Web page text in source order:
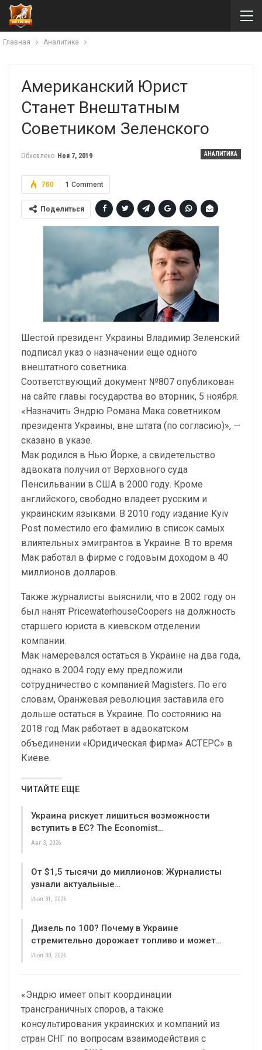
Главная Аналитика
Американский Юрист
Станет Внештатным
Советником Зеленского
АНАЛИТИКА
Обновлено Ноя 7, 2019
1 Comment
760
Поделиться
Шестой президент Украины Владимир Зеленский
подписал указ о назначении еще одного
внештатного советника.
Соответствующий документ №807 опубликован
на сайте главы государства во вторник, 5 ноября.
«Назначить Эндрю Романа Мака советником
президента Украины, вне штата (по согласию)», —
сказано в указе.
Мак родился в Нью Йорке, а свидетельство
адвоката получил от Верховного суда
Пенсильвании в США в 2000 году. Кроме
английского, свободно владеет русским и
украинским языками. В 2010 году издание Kyiv
Post поместило его фамилию в список самых
влиятельных эмигрантов в Украине. В то время
Мак работал в фирме с годовым доходом в 40
миллионов долларов.
Также журналисты выяснили, что в 2002 году он
был нанят PricewaterhouseCoopers на должность
старшего юриста в киевском отделении
компании.
Мак намеревался остаться в Украине на два года,
однако в 2004 году ему предложили
сотрудничество с компанией Magisters. По его
словам, Оранжевая революция заставила его
дольше остаться в Украине. По состоянию на
2018 год Мак работает в адвокатском
объединении «Юридическая фирма» АСТЕРС» в
Киеве.
ЧИТАЙТЕ ЕЩЕ
Украина рискует лишиться возможности
вступить в ЕС? The Economist…
Авг 3, 2026
От $1,5 тысячи до миллионов: Журналисты
узнали актуальные…
Июл 31, 2026
Дизель по 100? Почему в Украине
стремительно дорожает топливо и может…
Июл 30, 2026
«Эндрю имеет опыт координации
трансграничных споров, а также
консультирования украинских и компаний из
стран СНГ по вопросам взаимодействия с